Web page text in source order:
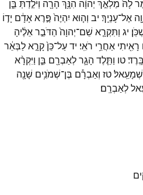
לָהּ֙ מַלְאַ֣ךְ יְהוָ֔ה הִנָּ֥ךְ הָרָ֖ה וְיֹלַ֣דְתְּ בֵּ֑ן
אֶל־עָנְיֵֽךְ׃ יב וְה֤וּא יִהְיֶה֙ פֶּ֣רֶאאָדָ֔ם יָד֣וֹ
יג וַתִּקְרָ֤א שֵׁם־יְהוָה֙ הַדֹּבֵ֣ראֵלֶ֔יהָ
רָאִ֖יתִי אַחֲרֵ֥י רֹאִֽי׃ ידעַל־כֵּן֙קָרָ֣אלַבְּאֵ֔ר
בָּֽרֶד׃טו וַתֵּ֧לֶד הָגָ֛רלְאַבְרָ֖ם בֵּ֑ן וַיִּקְרָ֨א
טז וְאַבְרָ֕ם בֶּן־שְׁמֹנִ֥ים שָׁנָ֖ה
לְאַבְרָֽם׃